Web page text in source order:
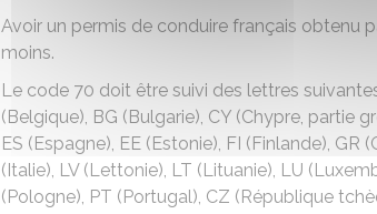
Avoir un permis de conduire français obtenu
moins.
Le code 70 doit être suivi des lettres
(Belgique), BG (Bulgarie), CY (Chypre, partie
ES (Espagne), EE (Estonie), FI (Finlande), GR
(Italie), LV (Lettonie), LT (Lituanie), LU
(Pologne), PT (Portugal), CZ (République